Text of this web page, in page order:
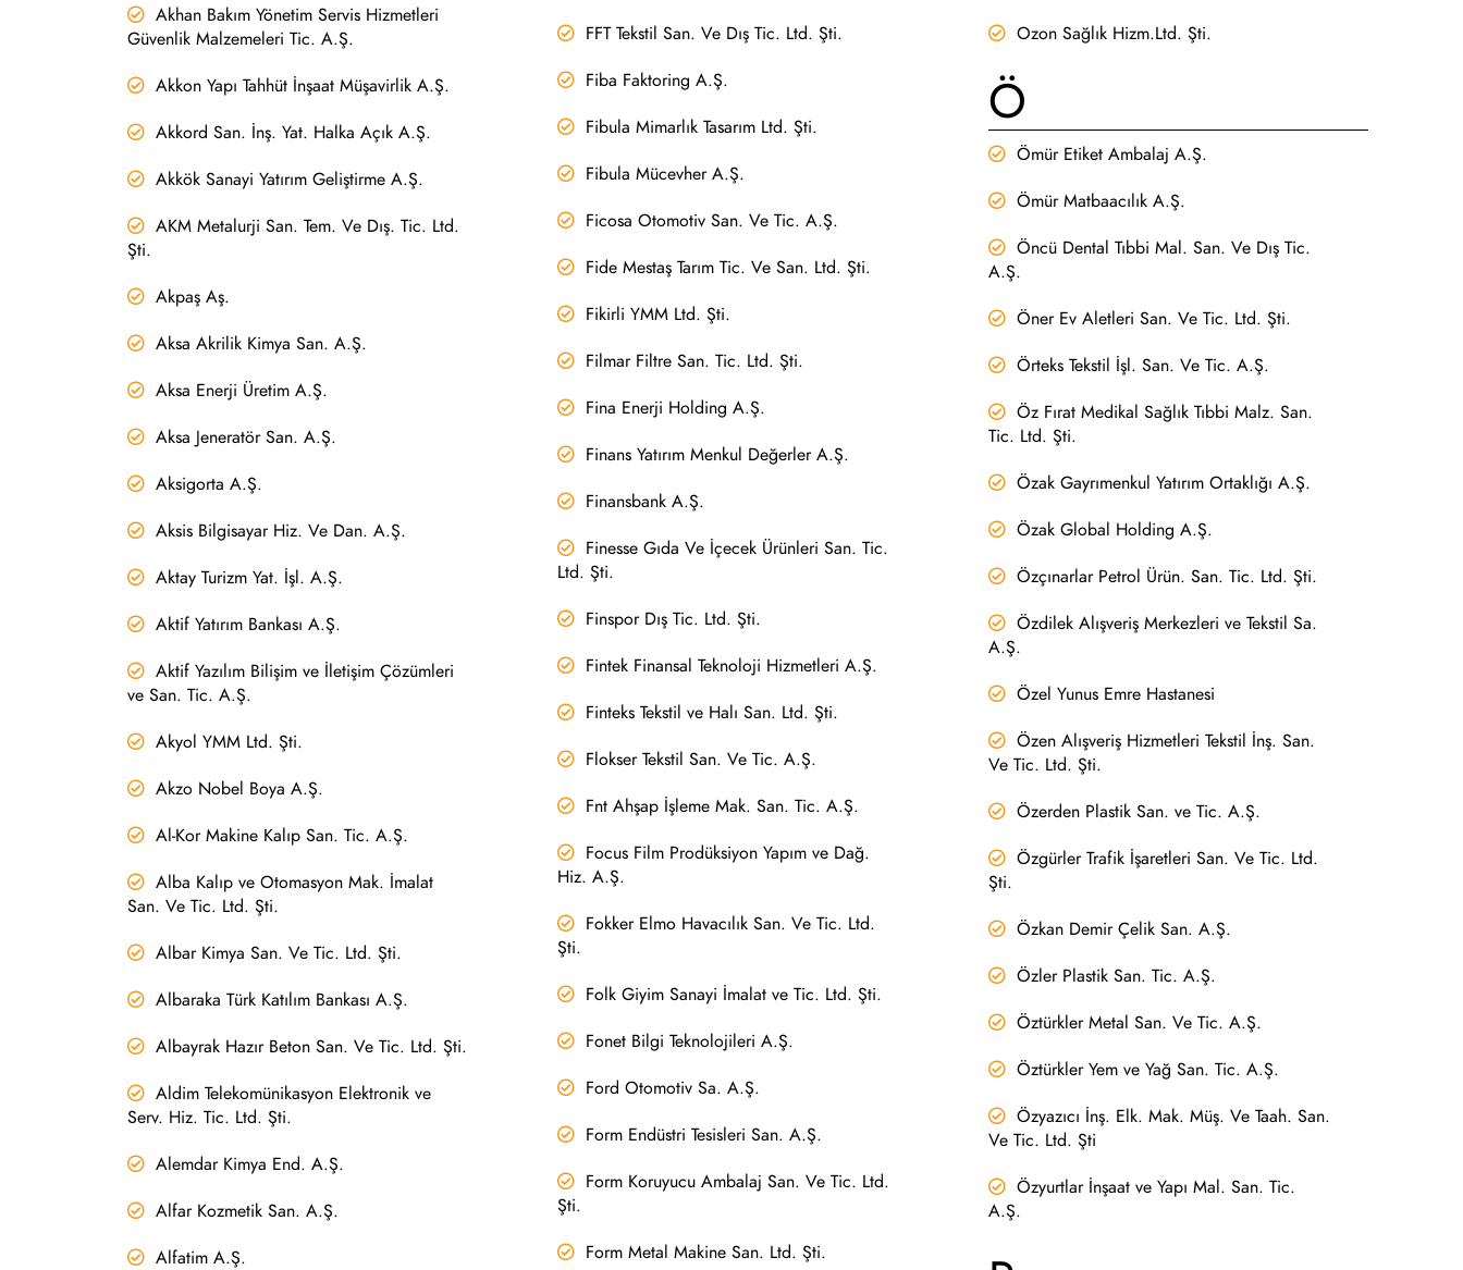
Akhan Bakım Yönetim Servis Hizmetleri
Güvenlik Malzemeleri Tic. A.Ş.
Akkon Yapı Tahhüt İnşaat Müşavirlik A.Ş.
Akkord San. İnş. Yat. Halka Açık A.Ş.
Akkök Sanayi Yatırım Geliştirme A.Ş.
AKM Metalurji San. Tem. Ve Dış. Tic. Ltd.
Şti.
Akpaş Aş.
Aksa Akrilik Kimya San. A.Ş.
Aksa Enerji Üretim A.Ş.
Aksa Jeneratör San. A.Ş.
Aksigorta A.Ş.
Aksis Bilgisayar Hiz. Ve Dan. A.Ş.
Aktay Turizm Yat. İşl. A.Ş.
Aktif Yatırım Bankası A.Ş.
Aktif Yazılım Bilişim ve İletişim Çözümleri
ve San. Tic. A.Ş.
Akyol YMM Ltd. Şti.
Akzo Nobel Boya A.Ş.
Al-Kor Makine Kalıp San. Tic. A.Ş.
Alba Kalıp ve Otomasyon Mak. İmalat
San. Ve Tic. Ltd. Şti.
Albar Kimya San. Ve Tic. Ltd. Şti.
Albaraka Türk Katılım Bankası A.Ş.
Albayrak Hazır Beton San. Ve Tic. Ltd. Şti.
Aldim Telekomünikasyon Elektronik ve
Serv. Hiz. Tic. Ltd. Şti.
Alemdar Kimya End. A.Ş.
Alfar Kozmetik San. A.Ş.
Alfatim A.Ş.
FFT Tekstil San. Ve Dış Tic. Ltd. Şti.
Fiba Faktoring A.Ş.
Fibula Mimarlık Tasarım Ltd. Şti.
Fibula Mücevher A.Ş.
Ficosa Otomotiv San. Ve Tic. A.Ş.
Fide Mestaş Tarım Tic. Ve San. Ltd. Şti.
Fikirli YMM Ltd. Şti.
Filmar Filtre San. Tic. Ltd. Şti.
Fina Enerji Holding A.Ş.
Finans Yatırım Menkul Değerler A.Ş.
Finansbank A.Ş.
Finesse Gıda Ve İçecek Ürünleri San. Tic.
Ltd. Şti.
Finspor Dış Tic. Ltd. Şti.
Fintek Finansal Teknoloji Hizmetleri A.Ş.
Finteks Tekstil ve Halı San. Ltd. Şti.
Flokser Tekstil San. Ve Tic. A.Ş.
Fnt Ahşap İşleme Mak. San. Tic. A.Ş.
Focus Film Prodüksiyon Yapım ve Dağ.
Hiz. A.Ş.
Fokker Elmo Havacılık San. Ve Tic. Ltd.
Şti.
Folk Giyim Sanayi İmalat ve Tic. Ltd. Şti.
Fonet Bilgi Teknolojileri A.Ş.
Ford Otomotiv Sa. A.Ş.
Form Endüstri Tesisleri San. A.Ş.
Form Koruyucu Ambalaj San. Ve Tic. Ltd.
Şti.
Form Metal Makine San. Ltd. Şti.
Ozon Sağlık Hizm.Ltd. Şti.
Ö
Ömür Etiket Ambalaj A.Ş.
Ömür Matbaacılık A.Ş.
Öncü Dental Tıbbi Mal. San. Ve Dış Tic.
A.Ş.
Öner Ev Aletleri San. Ve Tic. Ltd. Şti.
Örteks Tekstil İşl. San. Ve Tic. A.Ş.
Öz Fırat Medikal Sağlık Tıbbi Malz. San.
Tic. Ltd. Şti.
Özak Gayrımenkul Yatırım Ortaklığı A.Ş.
Özak Global Holding A.Ş.
Özçınarlar Petrol Ürün. San. Tic. Ltd. Şti.
Özdilek Alışveriş Merkezleri ve Tekstil Sa.
A.Ş.
Özel Yunus Emre Hastanesi
Özen Alışveriş Hizmetleri Tekstil İnş. San.
Ve Tic. Ltd. Şti.
Özerden Plastik San. ve Tic. A.Ş.
Özgürler Trafik İşaretleri San. Ve Tic. Ltd.
Şti.
Özkan Demir Çelik San. A.Ş.
Özler Plastik San. Tic. A.Ş.
Öztürkler Metal San. Ve Tic. A.Ş.
Öztürkler Yem ve Yağ San. Tic. A.Ş.
Özyazıcı İnş. Elk. Mak. Müş. Ve Taah. San.
Ve Tic. Ltd. Şti
Özyurtlar İnşaat ve Yapı Mal. San. Tic.
A.Ş.